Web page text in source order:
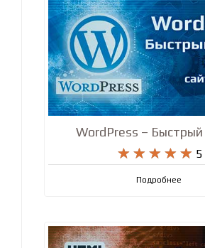
WordPress – Быстрый
    
     5
Подробнее